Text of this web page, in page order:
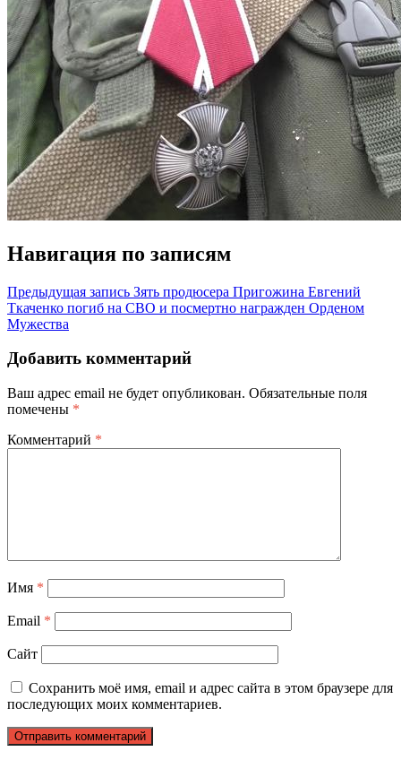
Навигация по записям
Предыдущая запись Зять продюсера Пригожина Евгений
Ткаченко погиб на СВО и посмертно награжден Орденом
Мужества
Добавить комментарий
Ваш адрес email не будет опубликован. Обязательные поля
помечены *
Комментарий *
Имя *
Email *
Сайт
Сохранить моё имя, email и адрес сайта в этом браузере для
последующих моих комментариев.